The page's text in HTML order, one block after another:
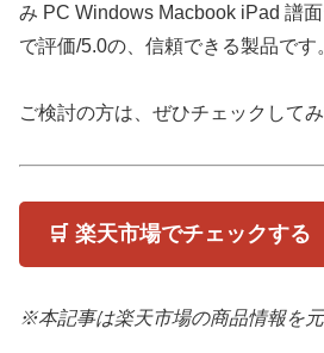
み PC Windows Macbook iPad 譜
で評価/5.0の、信頼できる製品です
ご検討の方は、ぜひチェックして
🛒 楽天市場でチェックする
※本記事は楽天市場の商品情報を元